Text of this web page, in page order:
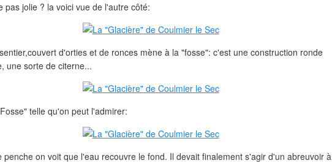
pas jolie ? la voici vue de l'autre côté:
d'orties et de ronces mène à la "fosse": c'est une construction ronde
une sorte de citerne...
telle qu'on peut l'admirer:
penche on voit que l'eau recouvre le fond. Il devait finalement s'agir d'un abreuvoir à